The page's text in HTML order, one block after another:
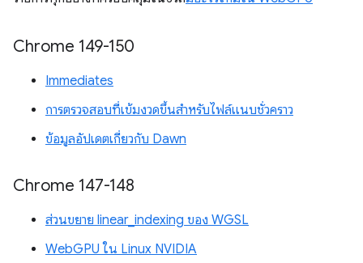
Chrome 149-150
Immediates
การตรวจสอบที่เข้มงวดขึ้นสำหรับไฟล์แนบชั่วคราว
ข้อมูลอัปเดตเกี่ยวกับ Dawn
Chrome 147-148
ส่วนขยาย linear_indexing ของ WGSL
WebGPU ใน Linux NVIDIA